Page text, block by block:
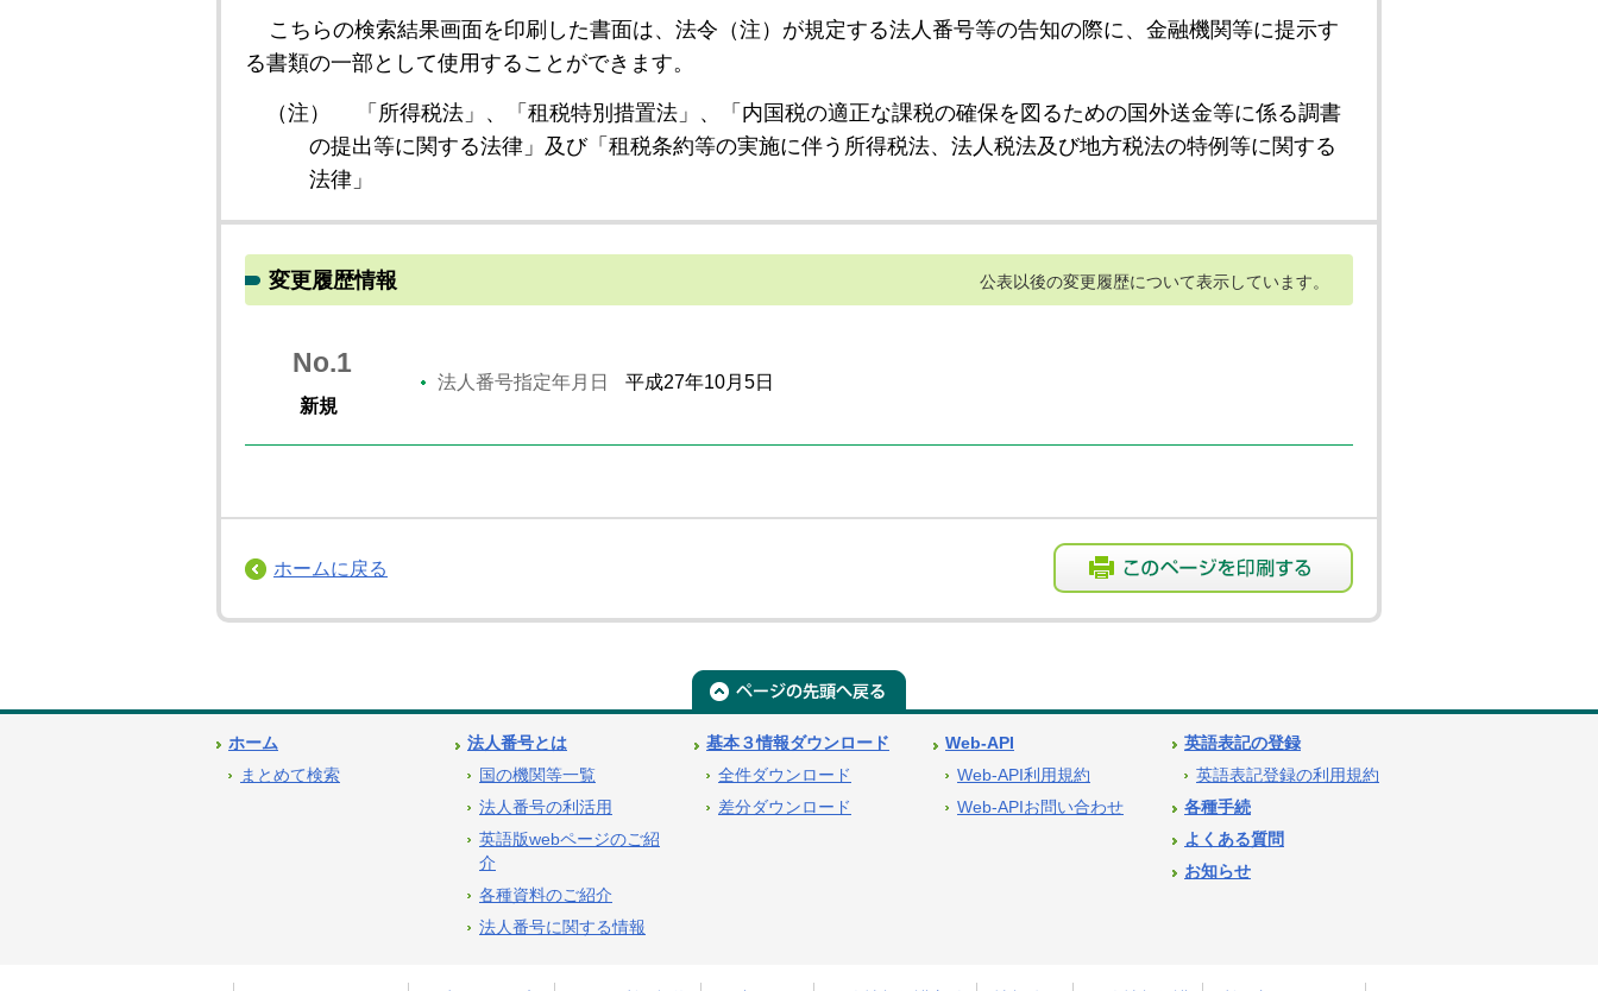
こちらの検索結果画面を印刷した書面は、法令（注）が規定する法人番号等の告知の際に、金融機関等に提示す
る書類の一部として使用することができます。
（注）
「所得税法」、「租税特別措置法」、「内国税の適正な課税の確保を図るための国外送金等に係る調書
の提出等に関する法律」及び「租税条約等の実施に伴う所得税法、法人税法及び地方税法の特例等に関する
法律」
変更履歴情報 公表以後の変更履歴について表示しています。
No.1
新規
法人番号指定年月日 平成27年10月5日
ホームに戻る
ホーム
まとめて検索
法人番号とは
国の機関等一覧
法人番号の利活用
英語版webページのご紹
介
各種資料のご紹介
法人番号に関する情報
基本３情報ダウンロード
全件ダウンロード
差分ダウンロード
Web-API
Web-API利用規約
Web-APIお問い合わせ
英語表記の登録
英語表記登録の利用規約
各種手続
よくある質問
お知らせ